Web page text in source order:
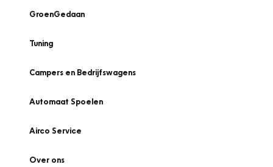
GroenGedaan
Tuning
Campers en Bedrijfswagens
Automaat Spoelen
Airco Service
Over ons